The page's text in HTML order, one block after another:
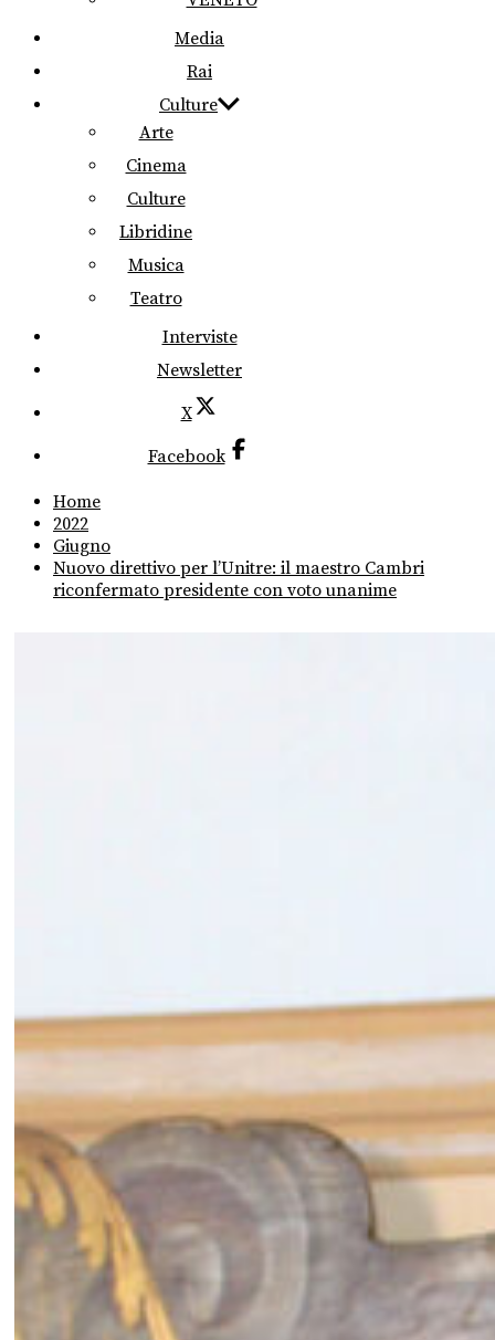
Media
Rai
Culture
Arte
Cinema
Culture
Libridine
Musica
Teatro
Interviste
Newsletter
X
Facebook
Home
2022
Giugno
Nuovo direttivo per l’Unitre: il maestro Cambri
riconfermato presidente con voto unanime